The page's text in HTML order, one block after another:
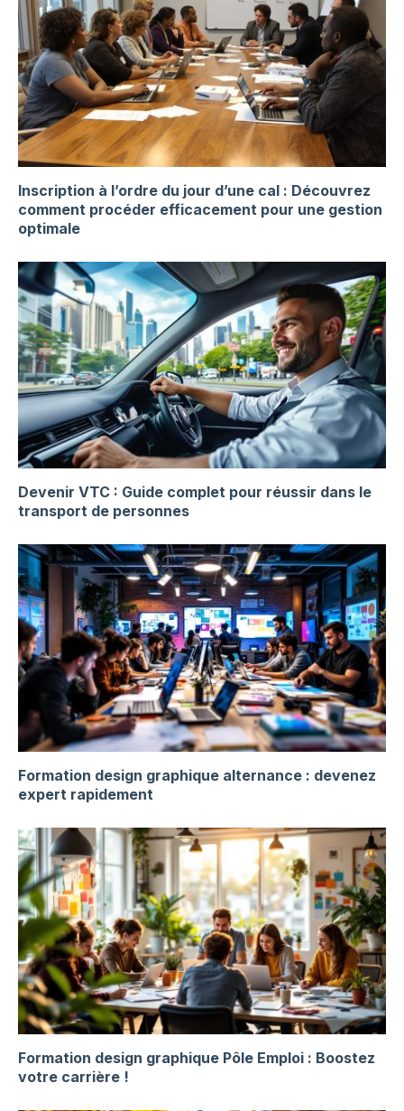
Inscription à l’ordre du jour d’une cal : Découvrez
comment procéder efficacement pour une gestion
optimale
Devenir VTC : Guide complet pour réussir dans le
transport de personnes
Formation design graphique alternance : devenez
expert rapidement
Formation design graphique Pôle Emploi : Boostez
votre carrière !